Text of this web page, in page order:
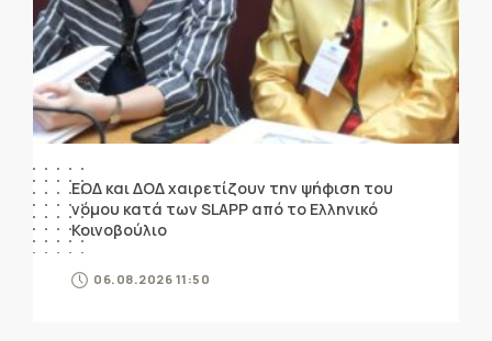
ΕΟΔ και ΔΟΔ χαιρετίζουν την ψήφιση του
νόμου κατά των SLAPP από το Ελληνικό
Κοινοβούλιο
06.08.2026 11:50